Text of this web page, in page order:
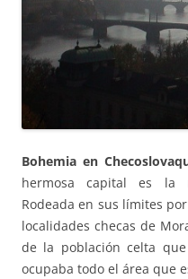
Bohemia en
hermosa capital es la
Rodeada en sus límites
localidades checas de
de la población celta
ocupaba todo el área que